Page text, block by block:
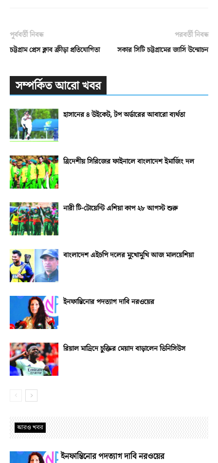
পূর্ববর্তী নিবন্ধ
চট্টগ্রাম প্রেস ক্লাব ক্রীড়া প্রতিযোগিতা
পরবর্তী নিবন্ধ
সকার সিটি চট্টগ্রামের জার্সি উন্মোচন
সম্পর্কিত আরো খবর
হাসানের ৪ উইকেট, টপ অর্ডারের আবারো ব্যর্থতা
ত্রিদেশীয় সিরিজের ফাইনালে বাংলাদেশ ইমার্জিং দল
নারী টি-টোয়েন্টি এশিয়া কাপ ২৮ আগস্ট শুরু
বাংলাদেশ এইচপি দলের মুখোমুখি আজ মালয়েশিয়া
ইনফান্তিনোর পদত্যাগ দাবি নরওয়ের
রিয়াল মাদ্রিদে চুক্তির মেয়াদ বাড়ালেন ভিনিসিউস
আরও খবর
ইনফান্তিনোর পদত্যাগ দাবি নরওয়ের